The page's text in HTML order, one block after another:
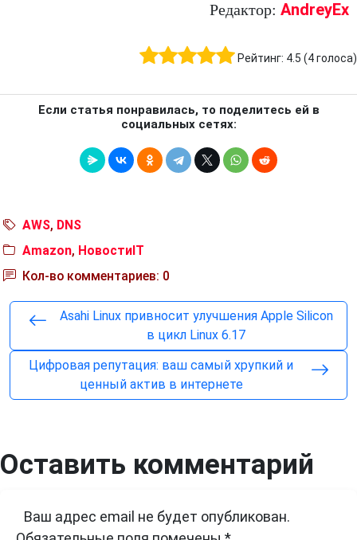
Редактор: AndreyEx
Рейтинг: 4.5 (4голоса)
Если статья понравилась, то поделитесь ей в
социальных сетях:
AWS, DNS
Amazon, НовостиIT
Кол-во комментариев: 0
Asahi Linux привносит улучшения Apple Silicon
в цикл Linux 6.17
Цифровая репутация: ваш самый хрупкий и
ценный актив в интернете
Оставить комментарий
Ваш адрес email не будет опубликован.